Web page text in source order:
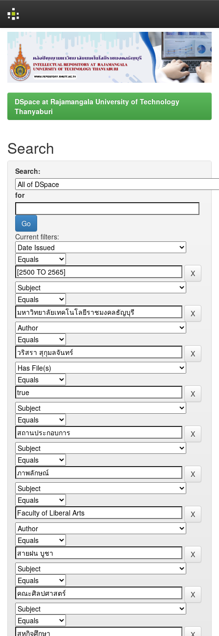
navigation
DSpace at Rajamangala University of Technology
Thanyaburi
Search
Search:
for
Current filters: